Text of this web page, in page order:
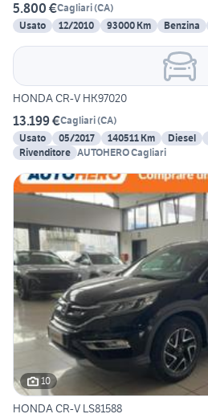
5.800 €Cagliari(CA)
Usato
12/2010 93000 Km Benzina
HONDA CR-V HK97020
13.199 €Cagliari(CA)
Usato
05/2017 140511 Km Diesel
Rivenditore AUTOHERO Cagliari
10
HONDA CR-V LS81588